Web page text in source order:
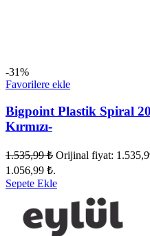
-31%
Favorilere ekle
Bigpoint Plastik Spiral
Kırmızı-
1.535,99₺ Orijinal fiyat:
1.056,99 ₺.
Sepete Ekle